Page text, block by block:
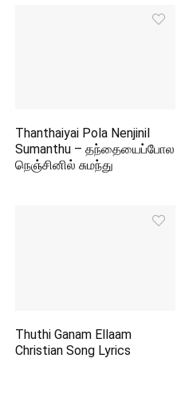
Thanthaiyai Pola Nenjinil
Sumanthu – தந்தையைப்போல
நெஞ்சினில் சுமந்து
Thuthi Ganam Ellaam
Christian Song Lyrics